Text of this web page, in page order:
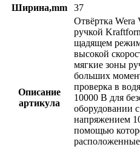
Ширина,mm
37
Описание
артикула
Отвёртка
ручкой
щадящем
высокой
мягкие зоны
больших
проверка в
10000 В для
оборудовании
напряжением
помощью